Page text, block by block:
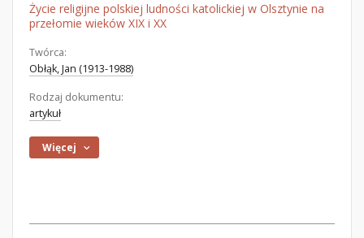
Życie religijne polskiej ludności katolickiej w Olsztynie na
przełomie wieków XIX i XX
Twórca:
Obłąk, Jan (1913-1988)
Rodzaj dokumentu:
artykuł
Więcej